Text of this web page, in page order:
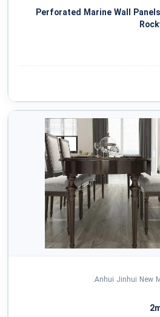
Perforated Marine Wall
Anhui Jinhui New